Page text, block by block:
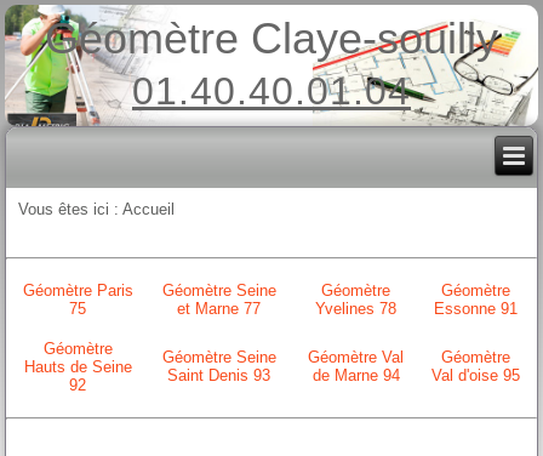
Géomètre Claye-souilly
01.40.40.01.04
Vous êtes ici :Accueil
Géomètre Paris
75
Géomètre Seine
et Marne 77
Géomètre
Yvelines 78
Géomètre
Essonne 91
Géomètre
Hauts de Seine
92
Géomètre Seine
Saint Denis 93
Géomètre Val
de Marne 94
Géomètre
Val d'oise 95